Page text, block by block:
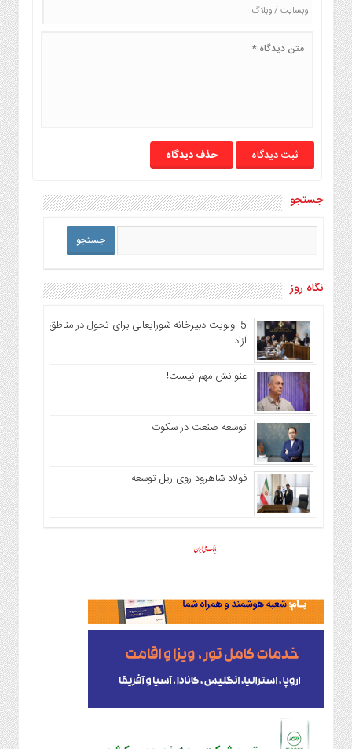
حذف دیدگاه
جستجو
نگاه روز
5 اولویت دبیرخانه شورایعالی برای تحول در مناطق
آزاد
عنوانش مهم نیست!
توسعه صنعت در سکوت
فولاد شاهرود روی ریل توسعه